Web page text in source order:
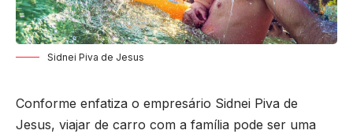
Sidnei Piva de Jesus
Conforme enfatiza o empresário Sidnei Piva de
Jesus, viajar de carro com a família pode ser uma